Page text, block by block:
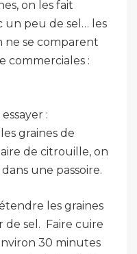
on les fait
un peu de sel… les
ne se comparent
commerciales :
:
graines de
de citrouille, on
une passoire.
les graines
sel. Faire cuire
30 minutes